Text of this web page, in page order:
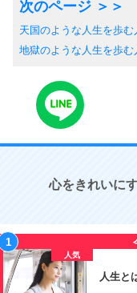
天国のような人生を歩む
地獄のような人生を歩む
心をきれいに
人生と